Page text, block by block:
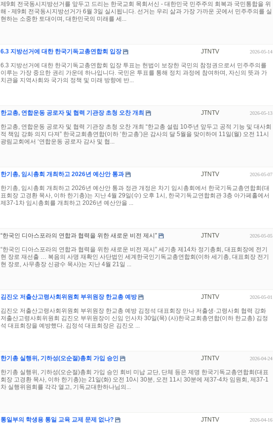
제9회 전국동시지방선거를 앞두고 드리는 한국교회 목회서신 - 대한민국 민주주의 회복과 국민통합을 위
해 - 제9회 전국동시지방선거가 6월 3일 실시됩니다. 선거는 우리 삶과 가장 가까운 곳에서 민주주의를 실
현하는 소중한 토대이며, 대한민국의 미래를 세...
6.3 지방선거에 대한 한국기독교총연합회 입장 JTNTV 2026-05-14
6.3 지방선거에 대한 한국기독교총연합회 입장 투표는 헌법이 보장한 국민의 참정권으로서 민주주의를
이루는 가장 중요한 권리 가운데 하나입니다. 국민은 투표를 통해 정치 과정에 참여하며, 자신의 뜻과 가
치관을 지역사회와 국가의 정책 및 미래 방향에 반...
한교총, 연합운동 공로자 및 협력 기관장 초청 오찬 개최 JTNTV 2026-05-13
한교총, 연합운동 공로자 및 협력 기관장 초청 오찬 개최 “한교총 설립 10주년 앞두고 공적 기능 및 대사회
적 책임 강화 의지 다져” 한국교회총연합(이하 ‘한교총’)은 감사의 달 5월을 맞이하여 11일(월) 오전 11시
광림교회에서 ‘연합운동 공로자 감사 및 협...
한기총, 임시총회 개최하고 2026년 예산안 통과 JTNTV 2026-05-07
한기총, 임시총회 개최하고 2026년 예산안 통과 정관 개정은 차기 임시총회에서 한국기독교총연합회(대
표회장 고경환 목사, 이하 한기총)는 지난 4월 29일(수) 오후 1시, 한국기독교연합회관 3층 아가페홀에서
제37-1차 임시총회를 개최하고 2026년 예산안을 ...
“한국인 디아스포라의 연합과 협력을 위한 새로운 비전 제시” JTNTV 2026-05-05
“한국인 디아스포라의 연합과 협력을 위한 새로운 비전 제시” 세기총 제14차 정기총회, 대표회장에 전기
현 장로 재선출 … 복음의 사명 재확인 사단법인 세계한국인기독교총연합회(이하 세기총, 대표회장 전기
현 장로, 사무총장 신광수 목사)는 지난 4월 21일 ...
김진오 저출산고령사회위원회 부위원장 한교총 예방 JTNTV 2026-05-01
김진오 저출산고령사회위원회 부위원장 한교총 예방 김정석 대표회장 만나 저출생·고령사회 협력 강화
저출산고령사회위원회 김진오 부위원장이 신임 인사차 30일(목) (사)한국교회총연합(이하 한교총) 김정
석 대표회장을 예방했다. 김정석 대표회장은 김진오 ...
한기총 실행위, 기하성(오순절)총회 가입 승인 JTNTV 2026-04-24
한기총 실행위, 기하성(오순절)총회 가입 승인 회비 미납 교단, 단체 등은 제명 한국기독교총연합회(대표
회장 고경환 목사, 이하 한기총)는 21일(화) 오전 10시 30분, 오전 11시 30분에 제37-4차 임원회, 제37-1
차 실행위원회를 각각 열고, 기독교대한하나님의...
통일부의 학생용 통일 교육 교제 문제 없나? JTNTV 2026-04-16